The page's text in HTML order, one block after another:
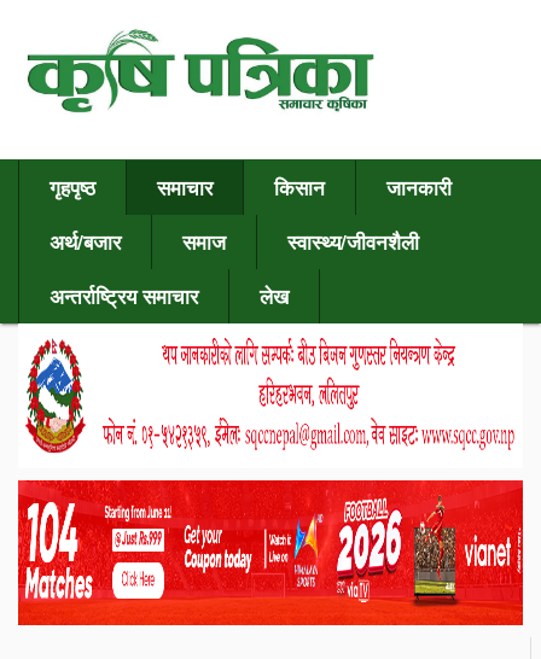
गृहपृष्ठ समाचार किसान
जानकारी
अर्थ/बजार
समाज
स्वास्थ्य/जीवनशैली
अन्तर्राष्ट्रिय समाचार
लेख